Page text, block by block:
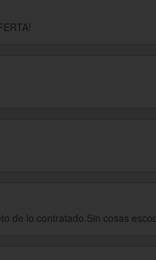
de lo contratado.Sin cosas